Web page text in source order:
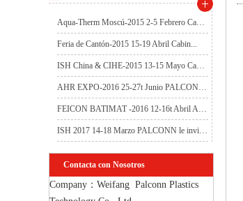
Aqua-Therm Moscú-2015 2-5 Febrero Cabi...
Feria de Cantón-2015 15-19 Abril Cabin...
ISH China & CIHE-2015 13-15 Mayo Cabi...
AHR EXPO-2016 25-27t Junio PALCONN le ...
FEICON BATIMAT -2016 12-16t Abril ALCO...
ISH 2017 14-18 Marzo PALCONN le invita...
Contacta con Nosotros
Company：Weifang  Palconn Plastics